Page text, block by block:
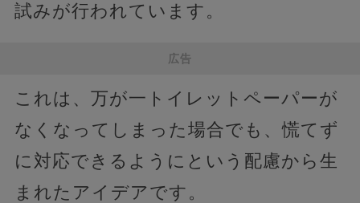
試みが行われています。
広告
これは、万が一トイレットペーパーが
なくなってしまった場合でも、慌てず
に対応できるようにという配慮から生
まれたアイデアです。